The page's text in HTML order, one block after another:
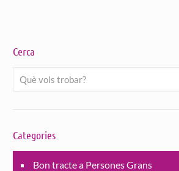
Cerca
Categories
Bon tracte a Persones Grans